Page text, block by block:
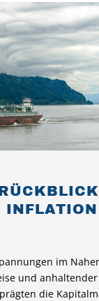
im
und anhaltender
die